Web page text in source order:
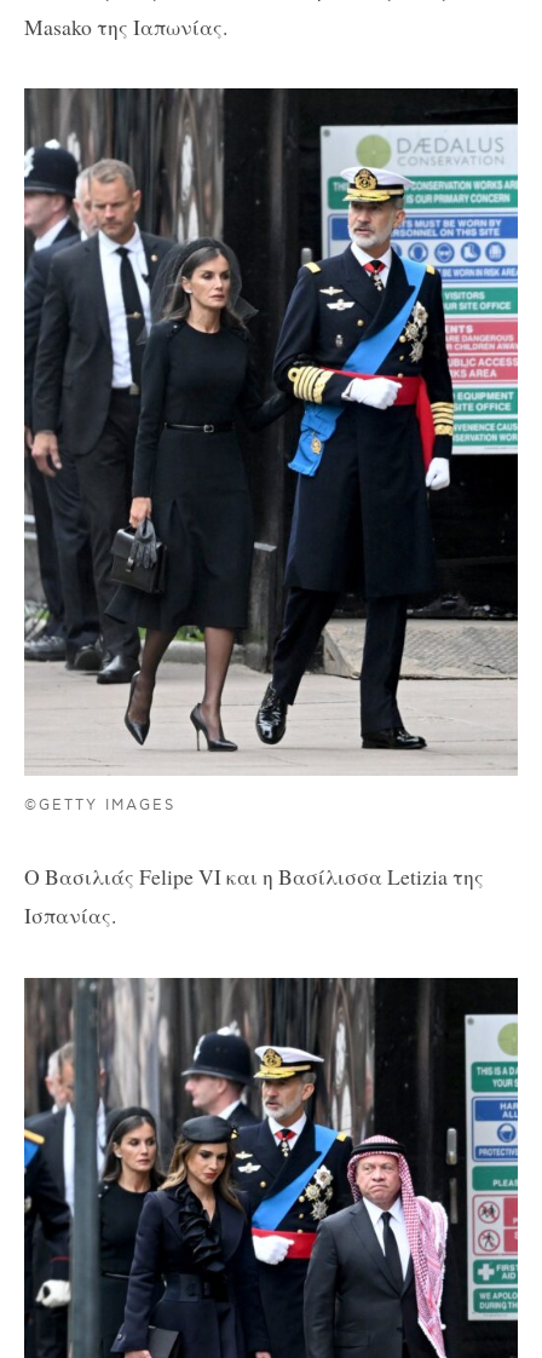
Masako της Ιαπωνίας.
©GETTY IMAGES
O Βασιλιάς Felipe VI και η Βασίλισσα Letizia της
Ισπανίας.